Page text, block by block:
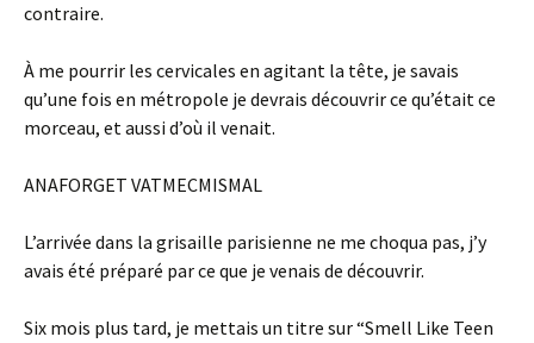
contraire.
À me pourrir les cervicales en agitant la tête, je savais
qu’une fois en métropole je devrais découvrir ce qu’était ce
morceau, et aussi d’où il venait.
ANAFORGET VATMECMISMAL
L’arrivée dans la grisaille parisienne ne me choqua pas, j’y
avais été préparé par ce que je venais de découvrir.
Six mois plus tard, je mettais un titre sur “Smell Like Teen